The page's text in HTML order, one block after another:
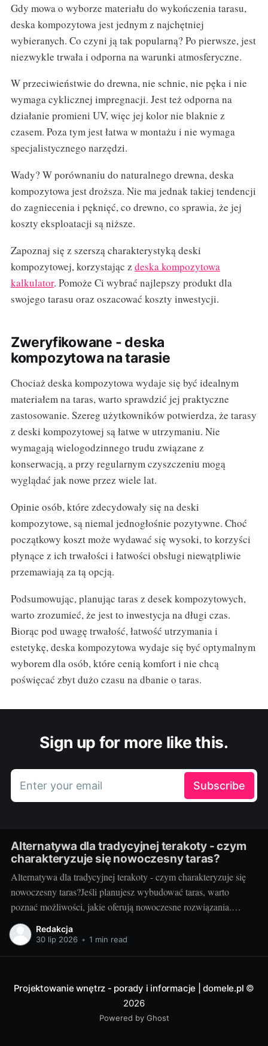
Gdy mowa o wyborze materiału do wykończenia tarasu,
deska kompozytowa jest jednym z najchętniej
wybieranych. Co czyni ją tak popularną? Po pierwsze, jest
niezwykle trwała i odporna na warunki atmosferyczne.
W przeciwieństwie do drewna, nie schnie, nie pęka i nie
wymaga cyklicznej impregnacji. Jest też odporna na
działanie promieni UV, więc jej kolor nie blaknie z
czasem. Poza tym jest łatwa w montażu i nie wymaga
specjalistycznego narzędzi.
Wady? W porównaniu do naturalnego drewna, deska
kompozytowa jest droższa. Nie ma jednak takiej tendencji
do zagniecenia i pęknięć, co drewno, co sprawia, że jej
koszty eksploatacji są niższe.
Zapoznaj się z szerszą charakterystyką deski
kompozytowej, korzystając z deska kompozytowa
kalkulator. Pomoże Ci wybrać najlepszy produkt dla
swojego tarasu oraz oszacować koszty inwestycji.
Zweryfikowane - deska
kompozytowa na tarasie
Chociaż deska kompozytowa wydaje się być idealnym
materiałem na taras, warto sprawdzić jej praktyczne
zastosowanie. Szereg użytkowników potwierdza, że tarasy
z deski kompozytowej są łatwe w utrzymaniu. Nie
wymagają wielogodzinnego trudu związane z
konserwacją, a przy regularnym czyszczeniu mogą
wyglądać jak nowe przez wiele lat.
Opinie osób, które zdecydowały się na deski
kompozytowe, są niemal jednogłośnie pozytywne. Choć
początkowy koszt może wydawać się wysoki, to korzyści
płynące z ich trwałości i łatwości obsługi niewątpliwie
przemawiają za tą opcją.
Podsumowując, planując taras z desek kompozytowych,
warto zrozumieć, że jest to inwestycja na długi czas.
Biorąc pod uwagę trwałość, łatwość utrzymania i
estetykę, deska kompozytowa wydaje się być optymalnym
wyborem dla osób, które cenią komfort i nie chcą
poświęcać zbyt dużo czasu na dbanie o taras.
Sign up for more like this.
Enter your email Subscribe
Alternatywa dla tradycyjnej terakoty - czym
charakteryzuje się nowoczesny taras?
Alternatywa dla tradycyjnej terakoty - czym charakteryzuje się
nowoczesny taras?Jeśli planujesz wybudować taras, warto
poznać możliwości, jakie oferują nowoczesne rozwiązania.
Można przecież zdecydować się na coś więcej niż tylko
tradycyjną terakotę. Ale jak wygląda nowoczesny taras i dlaczego
Redakcja
30 lip 2026 • 1 min read
Projektowanie wnętrz - porady i informacje | domele.pl ©
2026
Powered by Ghost